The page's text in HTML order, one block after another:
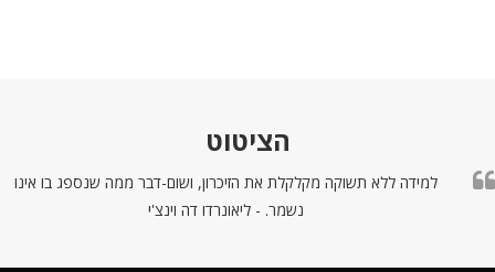
הציטוט
למידה ללא תשוקה מקלקלת את הזיכרון, ושום-דבר ממה שנספג בו אינו
נשמר. - ליאונרדו דה וינצ'י